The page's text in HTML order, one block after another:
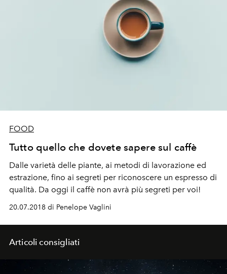
FOOD
Tutto quello che dovete sapere sul caffè
Dalle varietà delle piante, ai metodi di lavorazione ed
estrazione, fino ai segreti per riconoscere un espresso di
qualità. Da oggi il caffè non avrà più segreti per voi!
20.07.2018 di Penelope Vaglini
Articoli consigliati